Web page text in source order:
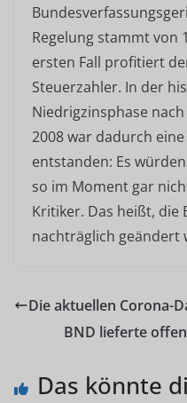
Regelung stammt von
ersten Fall profitiert
Steuerzahler. In der
Niedrigzinsphase
2008 war dadurch
entstanden: Es
so im Moment gar
Kritiker. Das heißt, die
nachträglich geändert
Die aktuellen Corona-
BND lieferte
Das könnte